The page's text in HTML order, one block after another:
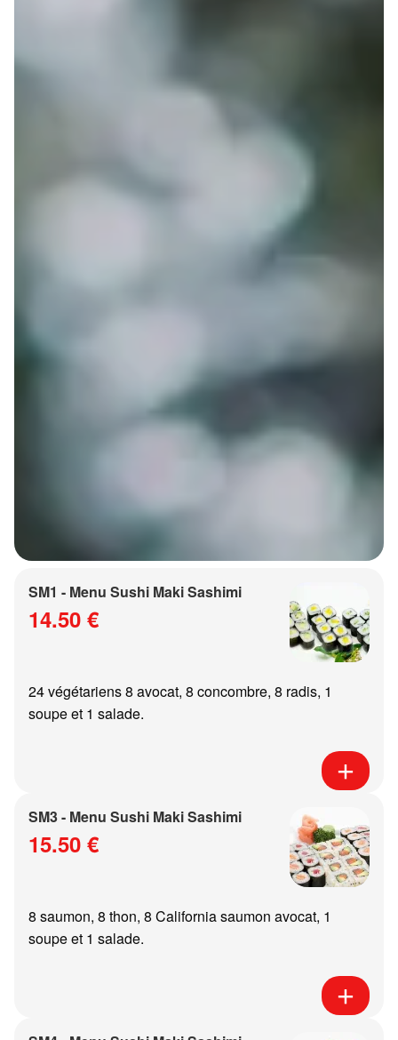
SM1 - Menu Sushi Maki Sashimi
14.50 €
24 végétariens 8 avocat, 8 concombre, 8 radis, 1
soupe et 1 salade.
SM3 - Menu Sushi Maki Sashimi
15.50 €
8 saumon, 8 thon, 8 California saumon avocat, 1
soupe et 1 salade.